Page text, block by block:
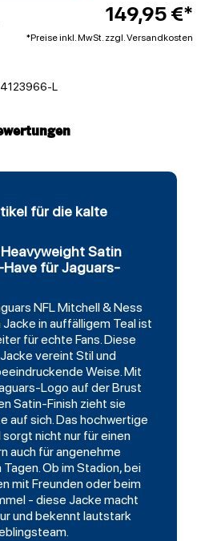
149,95 €*
*Preise inkl. MwSt. zzgl. Versandkosten
L
für die kalte
Satin
für Jaguars-
NFL Mitchell & Ness
in auffälligem Teal ist
für echte Fans. Diese
vereint Stil und
Weise. Mit
Logo auf der Brust
Satin-Finish zieht sie
auf sich. Das hochwertige
nicht nur für einen
auch für angenehme
Ob im Stadion, bei
mit Freunden oder beim
- diese Jacke macht
und bekennt lautstark